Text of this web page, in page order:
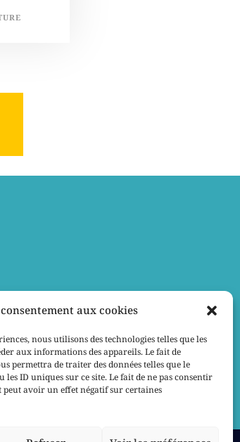
aux cookies
nous utilisons des technologies telles que les
aux informations des appareils. Le fait de
permettra de traiter des données telles que le
ID uniques sur ce site. Le fait de ne pas consentir
peut avoir un effet négatif sur certaines